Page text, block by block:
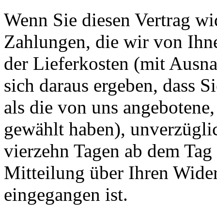
Wenn Sie diesen Vertrag
Zahlungen, die wir von
der Lieferkosten (mit
sich daraus ergeben, dass
als die von uns
gewählt haben),
vierzehn Tagen ab dem
Mitteilung über Ihren
eingegangen ist.